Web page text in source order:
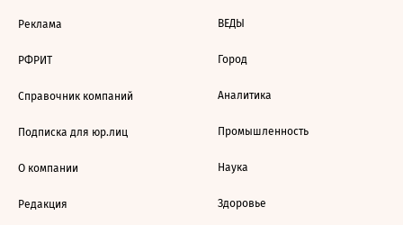
Реклама
РФРИТ
Справочник компаний
Подписка для юр.лиц
О компании
Редакция
ВЕДЫ
Город
Аналитика
Промышленность
Наука
Здоровье